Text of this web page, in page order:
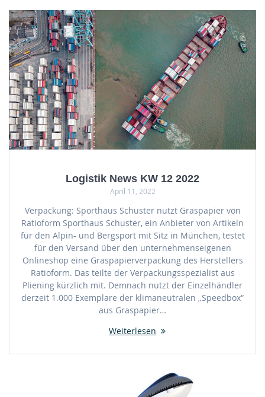
Logistik News KW 12 2022
April 11, 2022
Verpackung: Sporthaus Schuster nutzt Graspapier von
Ratioform Sporthaus Schuster, ein Anbieter von Artikeln
für den Alpin- und Bergsport mit Sitz in München, testet
für den Versand über den unternehmenseigenen
Onlineshop eine Graspapierverpackung des Herstellers
Ratioform. Das teilte der Verpackungsspezialist aus
Pliening kürzlich mit. Demnach nutzt der Einzelhändler
derzeit 1.000 Exemplare der klimaneutralen „Speedbox“
aus Graspapier…
Weiterlesen